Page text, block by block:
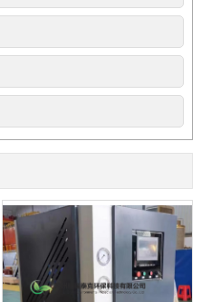
产品展示>>宿迁废水低温蒸发系统